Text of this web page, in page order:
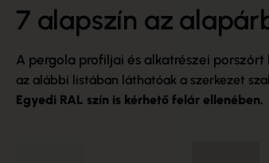
7 alapszín az
A pergola profiljai és alkatrészei porszórt
az alábbi listában láthatóak a szerkezet
Egyedi RAL szín is kérhető felár ellenében.